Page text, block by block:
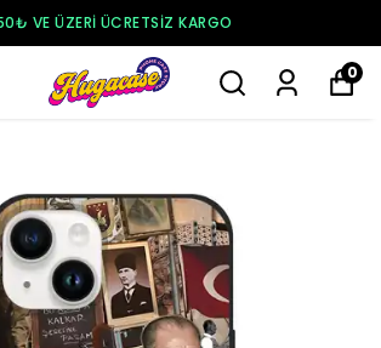
VE ÜZERI ÜCRETSIZ KARGO
0